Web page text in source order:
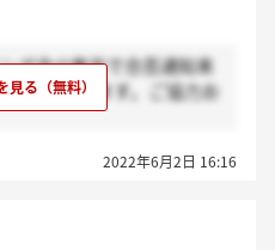
グ会@東京で合否通知来
困っています。ご協力お
2022年6月2日 16:16